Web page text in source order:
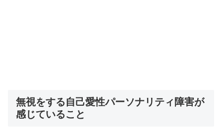
無視をする自己愛性パーソナリティ障害が
感じていること